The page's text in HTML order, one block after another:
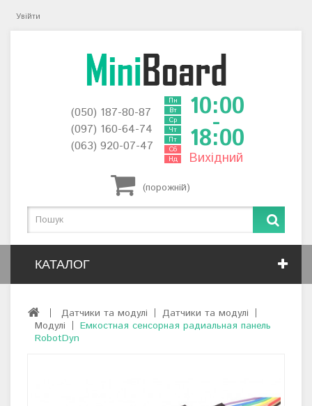
Увійти
(порожній)
(050) 187-80-87
(097) 160-64-74
(063) 920-07-47
Пн
Вт
Ср
Чт
Пт
Сб
Нд
10:00
-
18:00
Вихідний
КАТАЛОГ
Датчики та модулі
Датчики та модулі
Модулі
Емкостная сенсорная радиальная панель
RobotDyn